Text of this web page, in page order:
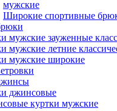
мужские
Широкие спортивные
мужские зауженные
мужские летние
мужские широкие
джинсовые
куртки мужские